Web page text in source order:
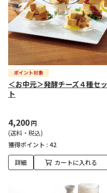
＜お中元＞発酵チーズ４種セッ
ト
4,200円
(送料・税込)
獲得ポイント : 42
詳細 カートに入れる